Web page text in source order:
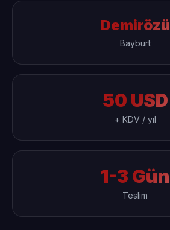
Demirözü
Bayburt
50 USD
+ KDV / yıl
1-3 Gün
Teslim